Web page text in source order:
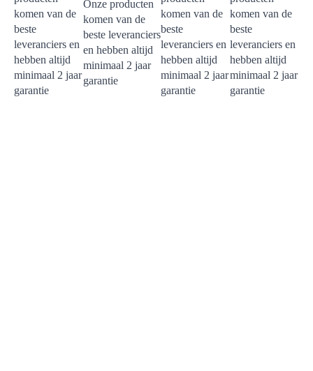
komen van de
beste
leveranciers en
hebben altijd
minimaal 2 jaar
garantie
Onze producten
komen van de
beste leveranciers
en hebben altijd
minimaal 2 jaar
garantie
komen van de
beste
leveranciers en
hebben altijd
minimaal 2 jaar
garantie
komen van de
beste
leveranciers en
hebben altijd
minimaal 2 jaar
garantie